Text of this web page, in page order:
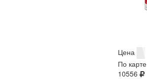
Цена
По карте
10556